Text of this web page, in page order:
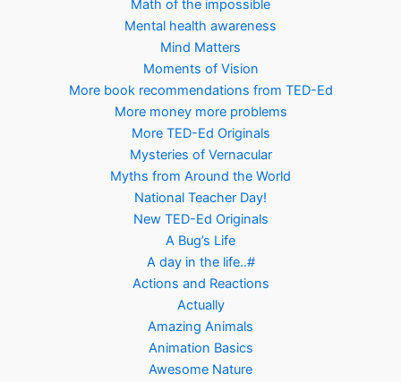
Math of the impossible
Mental health awareness
Mind Matters
Moments of Vision
More book recommendations from TED-Ed
More money more problems
More TED-Ed Originals
Mysteries of Vernacular
Myths from Around the World
National Teacher Day!
New TED-Ed Originals
A Bug’s Life
A day in the life..#
Actions and Reactions
Actually
Amazing Animals
Animation Basics
Awesome Nature